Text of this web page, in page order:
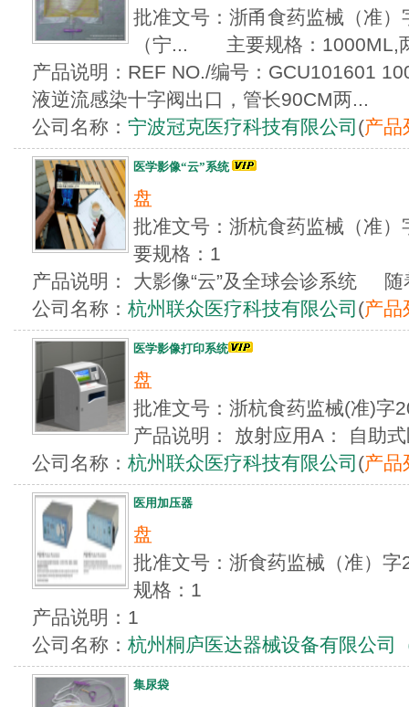
批准文号：浙甬食药监械（准
（宁... 主要规格：1000ML,
产品说明：REF NO./编号：GCU101601
液逆流感染十字阀出口，管长90CM两...
公司名称： 宁波冠克医疗科技有限公司 (产品
医学影像“云”系统
盘
批准文号：浙杭食药监械（
要规格：1
产品说明： 大影像“云”及全球会诊系统 随
公司名称： 杭州联众医疗科技有限公司 (产品
医学影像打印系统
盘
批准文号：浙杭食药监械(准)
产品说明： 放射应用A： 自
公司名称： 杭州联众医疗科技有限公司 (产品
医用加压器
盘
批准文号：浙食药监械（准
规格：1
产品说明：1
公司名称： 杭州桐庐医达器械设备有限公司
集尿袋